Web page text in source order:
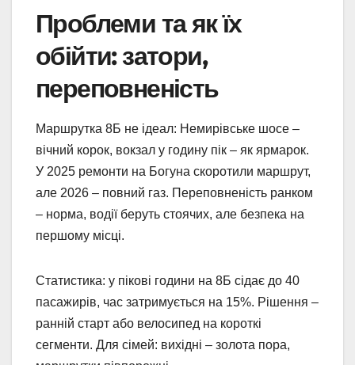
Проблеми та як їх
обійти: затори,
переповненість
Маршрутка 8Б не ідеал: Немирівське шосе –
вічний корок, вокзал у годину пік – як ярмарок.
У 2025 ремонти на Богуна скоротили маршрут,
але 2026 – повний газ. Переповненість ранком
– норма, водії беруть стоячих, але безпека на
першому місці.
Статистика: у пікові години на 8Б сідає до 40
пасажирів, час затримується на 15%. Рішення –
ранній старт або велосипед на короткі
сегменти. Для сімей: вихідні – золота пора,